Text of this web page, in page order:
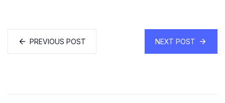
PREVIOUS POST NEXT POST